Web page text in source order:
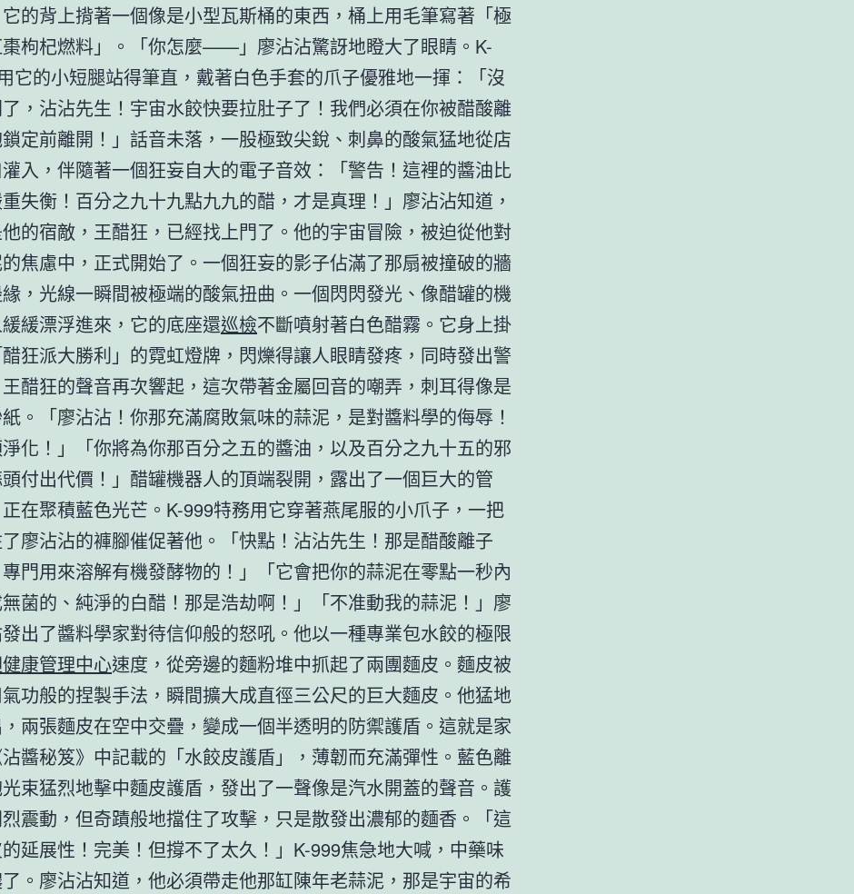
的背上揹著一個像是小型瓦斯桶的東西，桶上用毛筆寫著「極
枸杞燃料」。「你怎麼——」廖沾沾驚訝地瞪大了眼睛。K-
它的小短腿站得筆直，戴著白色手套的爪子優雅地一揮：「沒
，沾沾先生！宇宙水餃快要拉肚子了！我們必須在你被醋酸離
定前離開！」話音未落，一股極致尖銳、刺鼻的酸氣猛地從店
入，伴隨著一個狂妄自大的電子音效：「警告！這裡的醬油比
失衡！百分之九十九點九九的醋，才是真理！」廖沾沾知道，
的宿敵，王醋狂，已經找上門了。他的宇宙冒險，被迫從他對
焦慮中，正式開始了。一個狂妄的影子佔滿了那扇被撞破的牆
，光線一瞬間被極端的酸氣扭曲。一個閃閃發光、像醋罐的機
緩漂浮進來，它的底座還巡檢不斷噴射著白色醋霧。它身上掛
狂派大勝利」的霓虹燈牌，閃爍得讓人眼睛發疼，同時發出警
醋狂的聲音再次響起，這次帶著金屬回音的嘲弄，刺耳得像是
。「廖沾沾！你那充滿腐敗氣味的蒜泥，是對醬料學的侮辱！
化！」「你將為你那百分之五的醬油，以及百分之九十五的邪
付出代價！」醋罐機器人的頂端裂開，露出了一個巨大的管
在聚積藍色光芒。K-999特務用它穿著燕尾服的小爪子，一把
廖沾沾的褲腳催促著他。「快點！沾沾先生！那是醋酸離子
門用來溶解有機發酵物的！」「它會把你的蒜泥在零點一秒內
菌的、純淨的白醋！那是浩劫啊！」「不准動我的蒜泥！」廖
出了醬料學家對待信仰般的怒吼。他以一種專業包水餃的極限
康管理中心速度，從旁邊的麵粉堆中抓起了兩團麵皮。麵皮被
功般的捏製手法，瞬間擴大成直徑三公尺的巨大麵皮。他猛地
兩張麵皮在空中交疊，變成一個半透明的防禦護盾。這就是家
醬秘笈》中記載的「水餃皮護盾」，薄韌而充滿彈性。藍色離
束猛烈地擊中麵皮護盾，發出了一聲像是汽水開蓋的聲音。護
震動，但奇蹟般地擋住了攻擊，只是散發出濃郁的麵香。「這
延展性！完美！但撐不了太久！」K-999焦急地大喊，中藥味
。廖沾沾知道，他必須帶走他那缸陳年老蒜泥，那是宇宙的希